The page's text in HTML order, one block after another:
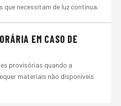
que necessitam de luz contínua.
EM CASO DE
provisórias quando a
materiais não disponíveis